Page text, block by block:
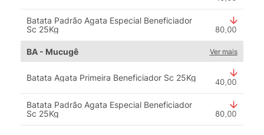
Batata Padrão Agata Especial Beneficiador
Sc 25Kg
BA - Mucugê Ver mais
Batata Agata Primeira Beneficiador Sc 25Kg
Batata Padrão Agata Especial Beneficiador
Sc 25Kg